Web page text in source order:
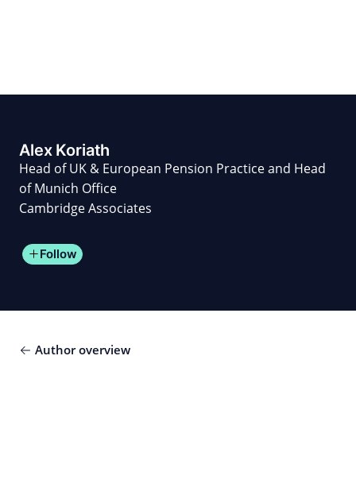
Alex Koriath
Head of UK & European Pension Practice and Head
of Munich Office
Cambridge Associates
Follow
Author overview